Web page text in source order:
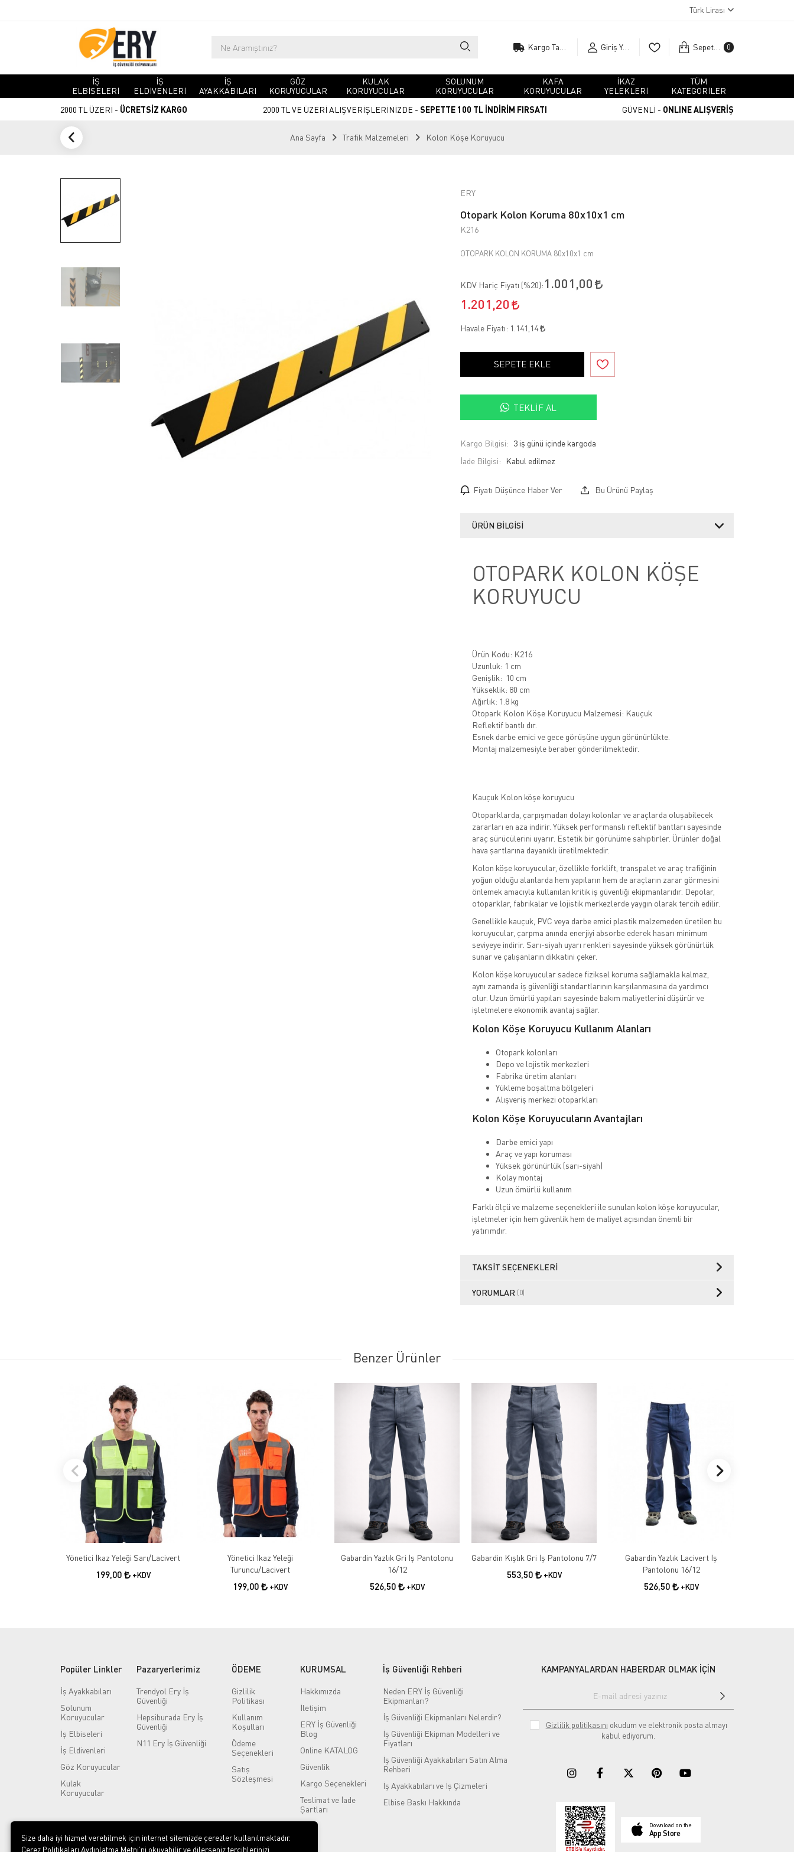
Türk Lirası
Giriş Yap Sepetim 0
İŞ
ELBİSELERİ
İŞ
ELDİVENLERİ
İŞ
AYAKKABILARI
GÖZ
KORUYUCULAR
KULAK
KORUYUCULAR
SOLUNUM
KORUYUCULAR
KAFA
KORUYUCULAR
İKAZ
YELEKLERİ
TÜM
KATEGORİLER
2000 TL ÜZERİ - ÜCRETSİZ KARGO 2000 TL VE ÜZERİ ALIŞVERİŞLERİNİZDE - SEPETTE 100 TL İNDİRİM FIRSATI GÜVENLİ - ONLINE ALIŞVERİŞ
Ana Sayfa Trafik Malzemeleri Kolon Köşe Koruyucu
ERY
Otopark Kolon Koruma 80x10x1 cm
K216
OTOPARK KOLON KORUMA 80x10x1 cm
KDV Hariç Fiyatı (%20): 1.001,00
1.201,20
Havale Fiyatı: 1.141,14
SEPETE EKLE
TEKLIF AL
Kargo Bilgisi: 3 iş günü içinde kargoda
İade Bilgisi:
Fiyatı Düşünce Haber Ver Bu Ürünü Paylaş
ÜRÜN BILGISI
OTOPARK KOLON KÖŞE
KORUYUCU
Ürün Kodu: K216
Uzunluk: 1 cm
Genişlik: 10 cm
Yükseklik: 80 cm
Ağırlık: 1.8 kg
Otopark Kolon Köşe Koruyucu Malzemesi: Kauçuk
Reflektif bantlı dır.
Esnek darbe emici ve gece görüşüne uygun görünürlükte.
Montaj malzemesiyle beraber gönderilmektedir.
Kauçuk Kolon köşe koruyucu
Otoparklarda, çarpışmadan dolayı kolonlar ve araçlarda oluşabilecek
zararları en aza indirir. Yüksek performanslı reflektif bantları sayesinde
araç sürücülerini uyarır. Estetik bir görünüme sahiptirler. Ürünler doğal
hava şartlarına dayanıklı üretilmektedir.
Kolon köşe koruyucular, özellikle forklift, transpalet ve araç trafiğinin
yoğun olduğu alanlarda hem yapıların hem de araçların zarar görmesini
önlemek amacıyla kullanılan kritik iş güvenliği ekipmanlarıdır. Depolar,
otoparklar, fabrikalar ve lojistik merkezlerde yaygın olarak tercih edilir.
Genellikle kauçuk, PVC veya darbe emici plastik malzemeden üretilen bu
koruyucular, çarpma anında enerjiyi absorbe ederek hasarı minimum
seviyeye indirir. Sarı-siyah uyarı renkleri sayesinde yüksek görünürlük
sunar ve çalışanların dikkatini çeker.
Kolon köşe koruyucular sadece fiziksel koruma sağlamakla kalmaz,
aynı zamanda iş güvenliği standartlarının karşılanmasına da yardımcı
olur. Uzun ömürlü yapıları sayesinde bakım maliyetlerini düşürür ve
işletmelere ekonomik avantaj sağlar.
Kolon Köşe Koruyucu Kullanım Alanları
Otopark kolonları
Depo ve lojistik merkezleri
Fabrika üretim alanları
Yükleme boşaltma bölgeleri
Alışveriş merkezi otoparkları
Kolon Köşe Koruyucuların Avantajları
Darbe emici yapı
Araç ve yapı koruması
Yüksek görünürlük (sarı-siyah)
Kolay montaj
Uzun ömürlü kullanım
Farklı ölçü ve malzeme seçenekleri ile sunulan kolon köşe koruyucular,
işletmeler için hem güvenlik hem de maliyet açısından önemli bir
yatırımdır.
TAKSIT SEÇENEKLERI
YORUMLAR (0)
Benzer Ürünler
Yönetici İkaz Yeleği Sarı/Lacivert
199,00 +KDV
Yönetici İkaz Yeleği
Turuncu/Lacivert
199,00 +KDV
Gabardin Yazlık Gri İş Pantolonu
16/12
526,50 +KDV
Gabardin Kışlık Gri İş Pantolonu 7/7
553,50 +KDV
Gabardin Yazlık Lacivert İş
Pantolonu 16/12
526,50 +KDV
Popüler Linkler
İş Ayakkabıları
Solunum
Koruyucular
İş Elbiseleri
İş Eldivenleri
Göz Koruyucular
Kulak
Koruyucular
Pazaryerlerimiz
Trendyol Ery İş
Güvenliği
Hepsiburada Ery İş
Güvenliği
N11 Ery İş Güvenliği
ÖDEME
Gizlilik
Politikası
Kullanım
Koşulları
Ödeme
Seçenekleri
Satış
Sözleşmesi
KURUMSAL
Hakkımızda
İletişim
ERY İş Güvenliği
Blog
Online KATALOG
Güvenlik
Kargo Seçenekleri
Teslimat ve İade
Şartları
İş Güvenliği Rehberi
Neden ERY İş Güvenliği
Ekipmanları?
İş Güvenliği Ekipmanları Nelerdir?
İş Güvenliği Ekipman Modelleri ve
Fiyatları
İş Güvenliği Ayakkabıları Satın Alma
Rehberi
İş Ayakkabıları ve İş Çizmeleri
Elbise Baskı Hakkında
KAMPANYALARDAN HABERDAR OLMAK İÇİN
Gizlilik politikasını okudum ve elektronik posta almayı
kabul ediyorum.
Download on the
App Store
Size daha iyi hizmet verebilmek için internet sitemizde çerezler kullanılmaktadır.
Çerez Politikaları Aydınlatma Metni’ni okuyabilir ve dilerseniz tercihlerinizi